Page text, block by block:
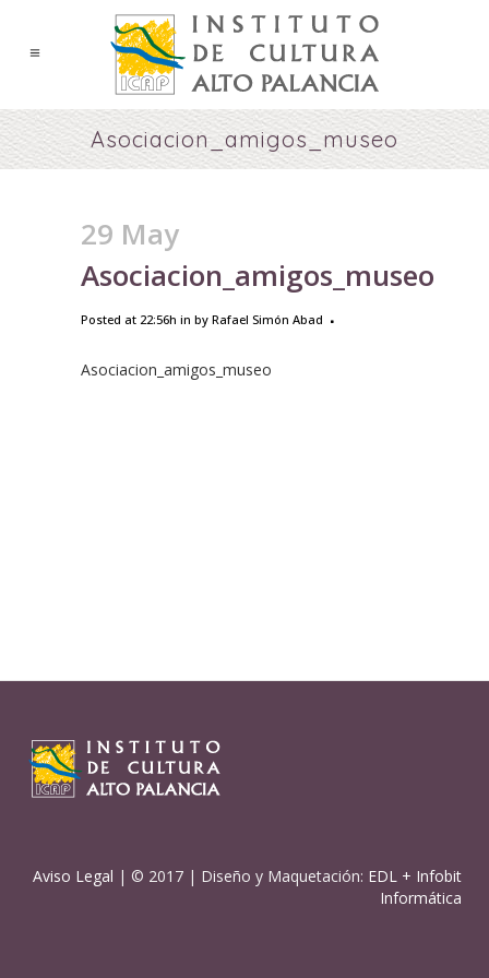
Asociacion_amigos_museo
29 May
Asociacion_amigos_museo
Posted at 22:56h in by Rafael Simón Abad
Asociacion_amigos_museo
Aviso Legal | © 2017 | Diseño y Maquetación: EDL + Infobit
Informática